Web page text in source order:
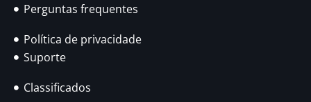
Perguntas frequentes
Política de privacidade
Suporte
Classificados